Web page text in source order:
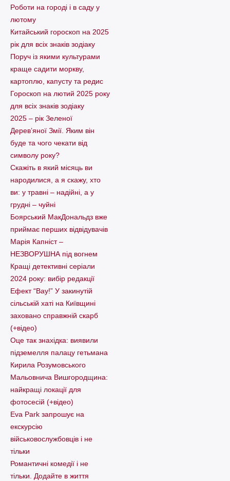
Pоботи на городі і в саду у
лютому
Китайський гороскоп на 2025
рік для всіх знаків зодіаку
Поруч із якими культурами
краще садити моркву,
картоплю, капусту та редис
Гороскоп на лютий 2025 року
для всіх знаків зодіаку
2025 – рік Зеленої
Дерев’яної Змії. Яким він
буде та чого чекати від
символу року?
Скажіть в який місяць ви
народилися, а я скажу, хто
ви: у травні – надійні, а у
грудні – чуйні
Боярський МакДональдз вже
приймає перших відвідувачів
Марія Капніст –
НЕЗВОРУШНА під вогнем
Кращі детективні серіали
2024 року: вибір редакції
Ефект “Вау!” У закинутій
сільській хаті на Київщині
заховано справжній скарб
(+відео)
Оце так знахідка: виявили
підземелля палацу гетьмана
Кирила Розумовського
Мальовнича Вишгородщина:
найкращі локації для
фотосесій (+відео)
Eva Park запрошує на
екскурсію
військовослужбовців і не
тільки
Романтичні комедії і не
тільки. Додайте в життя